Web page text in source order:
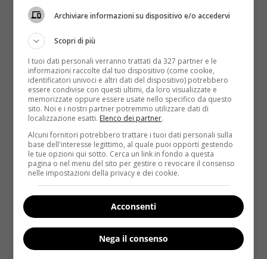
Notizie
Mal di primavera: ecco come combatterlo
Redazione 14 Marzo 2014
Il mal di primavera torna a farsi sentire: stanchezza,
nulla...
Read More
Archiviare informazioni su dispositivo e/o accedervi
Scopri di più
I tuoi dati personali verranno trattati da 327 partner e le
informazioni raccolte dal tuo dispositivo (come cookie,
identificatori univoci e altri dati del dispositivo) potrebbero
essere condivise con questi ultimi, da loro visualizzate e
memorizzate oppure essere usate nello specifico da questo
sito. Noi e i nostri partner potremmo utilizzare dati di
localizzazione esatti. Elenco dei partner.
Alcuni fornitori potrebbero trattare i tuoi dati personali sulla
base dell'interesse legittimo, al quale puoi opporti gestendo
le tue opzioni qui sotto. Cerca un link in fondo a questa
pagina o nel menu del sito per gestire o revocare il consenso
nelle impostazioni della privacy e dei cookie.
Acconsenti
Nega il consenso